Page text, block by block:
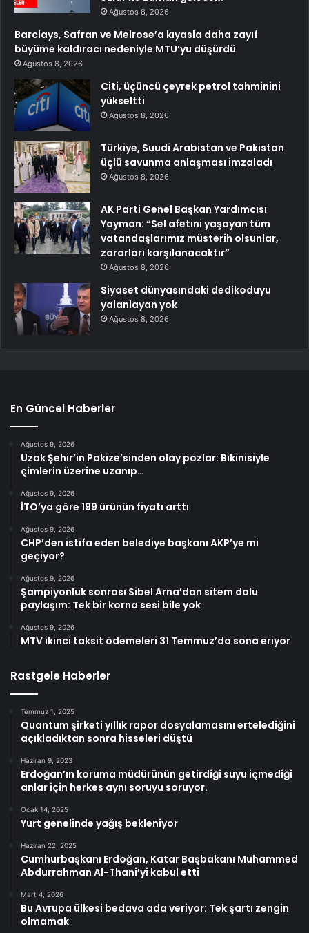
Ağustos 8, 2026
Barclays, Safran ve Melrose’a kıyasla daha zayıf
büyüme kaldıracı nedeniyle MTU’yu düşürdü
Ağustos 8, 2026
Citi, üçüncü çeyrek petrol tahminini
yükseltti
Ağustos 8, 2026
Türkiye, Suudi Arabistan ve Pakistan
üçlü savunma anlaşması imzaladı
Ağustos 8, 2026
AK Parti Genel Başkan Yardımcısı
Yayman: “Sel afetini yaşayan tüm
vatandaşlarımız müsterih olsunlar,
zararları karşılanacaktır”
Ağustos 8, 2026
Siyaset dünyasındaki dedikoduyu
yalanlayan yok
Ağustos 8, 2026
En Güncel Haberler
Ağustos 9, 2026
Uzak Şehir’in Pakize’sinden olay pozlar: Bikinisiyle
çimlerin üzerine uzanıp…
Ağustos 9, 2026
İTO’ya göre 199 ürünün fiyatı arttı
Ağustos 9, 2026
CHP’den istifa eden belediye başkanı AKP’ye mi
geçiyor?
Ağustos 9, 2026
Şampiyonluk sonrası Sibel Arna’dan sitem dolu
paylaşım: Tek bir korna sesi bile yok
Ağustos 9, 2026
MTV ikinci taksit ödemeleri 31 Temmuz’da sona eriyor
Rastgele Haberler
Temmuz 1, 2025
Quantum şirketi yıllık rapor dosyalamasını ertelediğini
açıkladıktan sonra hisseleri düştü
Haziran 9, 2023
Erdoğan’ın koruma müdürünün getirdiği suyu içmediği
anlar için herkes aynı soruyu soruyor.
Ocak 14, 2025
Yurt genelinde yağış bekleniyor
Haziran 22, 2025
Cumhurbaşkanı Erdoğan, Katar Başbakanı Muhammed
Abdurrahman Al-Thani’yi kabul etti
Mart 4, 2026
Bu Avrupa ülkesi bedava ada veriyor: Tek şartı zengin
olmamak